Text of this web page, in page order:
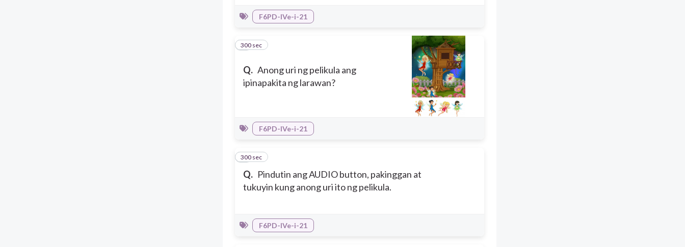
F6PD-IVe-i-21
Q. Anong uri ng pelikula ang
ipinapakita ng larawan?
8
300 sec
F6PD-IVe-i-21
Q. Pindutin ang AUDIO button, pakinggan at
tukuyin kung anong uri ito ng pelikula.
9
300 sec
F6PD-IVe-i-21